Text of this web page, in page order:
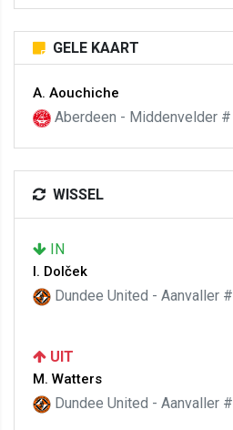
GELE KAART
A. Aouchiche
Aberdeen - Middenvelder #
WISSEL
IN
I. Dolček
Dundee United - Aanvaller #
UIT
M. Watters
Dundee United - Aanvaller #